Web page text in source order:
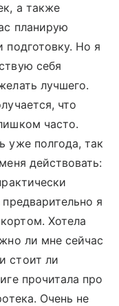
а также
планирую
Но я
себя
лучшего.
что
часто.
уже полгода, так
действовать:
я
Хотела
ли мне сейчас
стоит ли
прочитала про
Очень не